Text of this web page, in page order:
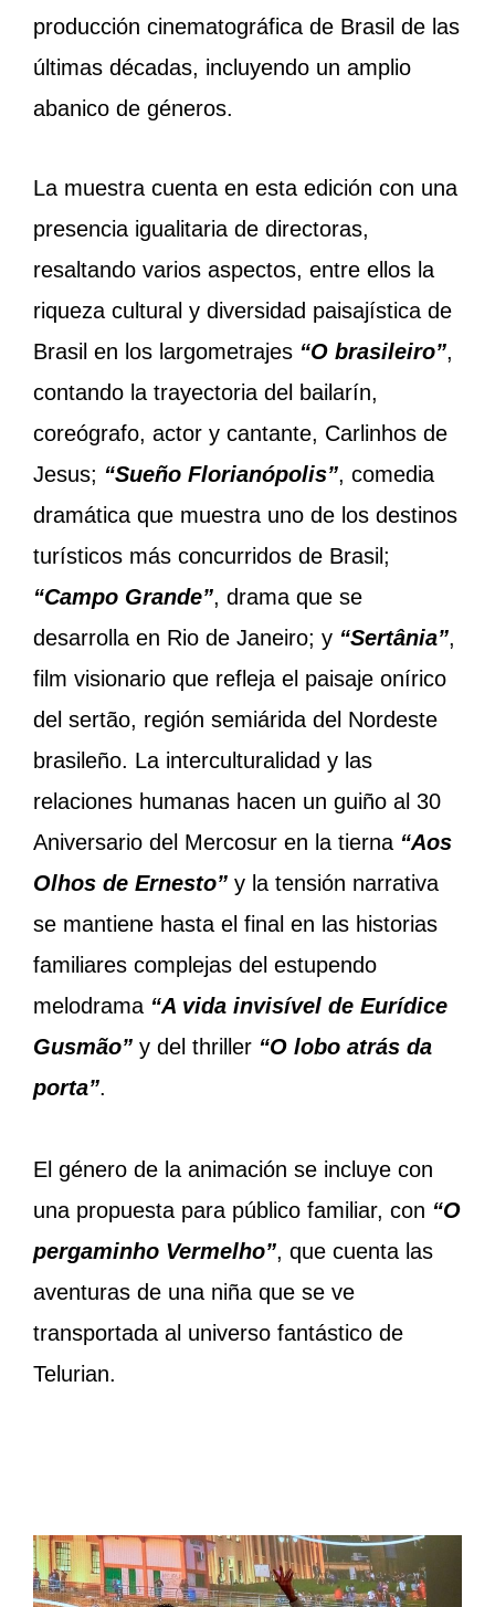
producción cinematográfica de Brasil de las
últimas décadas, incluyendo un amplio
abanico de géneros.
La muestra cuenta en esta edición con una
presencia igualitaria de directoras,
resaltando varios aspectos, entre ellos la
riqueza cultural y diversidad paisajística de
Brasil en los largometrajes “O brasileiro”,
contando la trayectoria del bailarín,
coreógrafo, actor y cantante, Carlinhos de
Jesus; “Sueño Florianópolis”, comedia
dramática que muestra uno de los destinos
turísticos más concurridos de Brasil;
“Campo Grande”, drama que se
desarrolla en Rio de Janeiro; y “Sertânia”,
film visionario que refleja el paisaje onírico
del sertão, región semiárida del Nordeste
brasileño. La interculturalidad y las
relaciones humanas hacen un guiño al 30
Aniversario del Mercosur en la tierna “Aos
Olhos de Ernesto” y la tensión narrativa
se mantiene hasta el final en las historias
familiares complejas del estupendo
melodrama “A vida invisível de Eurídice
Gusmão” y del thriller “O lobo atrás da
porta”.
El género de la animación se incluye con
una propuesta para público familiar, con “O
pergaminho Vermelho”, que cuenta las
aventuras de una niña que se ve
transportada al universo fantástico de
Telurian.